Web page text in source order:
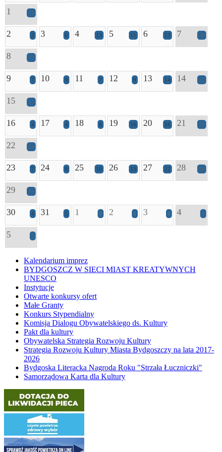
1 15
2 2 3 6 4 13 5 11 6 13 7 29
8 17
9 7 10 9 11 7 12 9 13 14 14 22
15 17
16 4 17 4 18 6 19 16 20 16 21 27
22 24
23 7 24 8 25 10 26 13 27 22 28 36
29 29
30 4 31 5 1 8 2 5 3 4 4 3
5 2
Kalendarium imprez
BYDGOSZCZ W SIECI MIAST KREATYWNYCH
UNESCO
Instytucje
Otwarte konkursy ofert
Małe Granty
Konkurs Stypendialny
Komisja Dialogu Obywatelskiego ds. Kultury
Pakt dla kultury
Obywatelska Strategia Rozwoju Kultury
Strategia Rozwoju Kultury Miasta Bydgoszczy na lata 2017-
2026
Bydgoska Literacka Nagroda Roku "Strzała Łuczniczki"
Samorządowa Karta dla Kultury